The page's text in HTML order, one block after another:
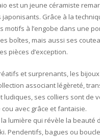
est un jeune céramiste
japonisants. Grâce à la
motifs à l’engobe dans une
boîtes, mais aussi ses
pièces d’exception.
et surprenants, les
associant légèreté,
ludiques, ses colliers sont de
avec grâce et fantaisie.
la lumière qui révèle la
Pendentifs, bagues ou